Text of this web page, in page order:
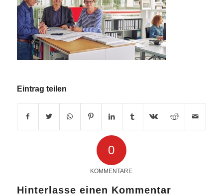
Eintrag teilen
0
KOMMENTARE
Hinterlasse einen Kommentar